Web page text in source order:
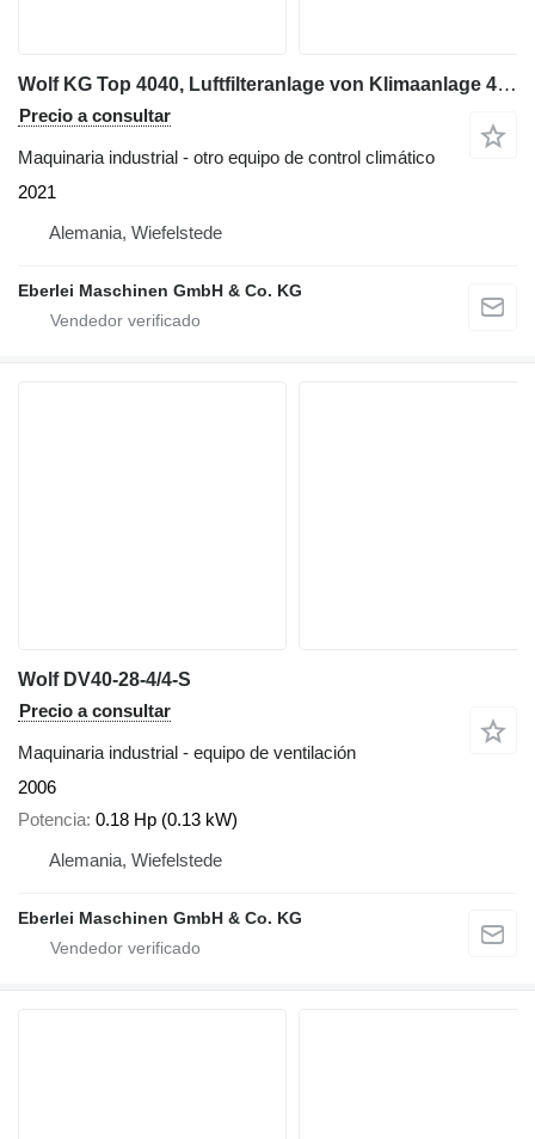
Wolf KG Top 4040, Luftfilteranlage von Klimaanlage 47000 m³/h
Precio a consultar
Maquinaria industrial - otro equipo de control climático
2021
Alemania, Wiefelstede
Eberlei Maschinen GmbH & Co. KG
Wolf DV40-28-4/4-S
Precio a consultar
Maquinaria industrial - equipo de ventilación
2006
Potencia 0.18 Hp (0.13 kW)
Alemania, Wiefelstede
Eberlei Maschinen GmbH & Co. KG